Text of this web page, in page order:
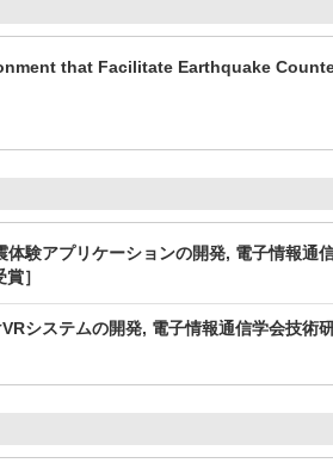
that Facilitate Earthquake
験アプリケーションの開発, 電子情報通
］
システムの開発, 電子情報通信学会技術